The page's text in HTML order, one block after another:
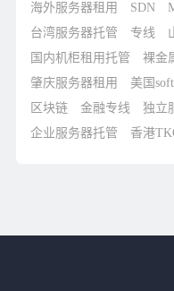
海外服务器租用 SDN
台湾服务器托管
专线
国内机柜租用托管
裸金
肇庆服务器租用
美国
区块链
金融专线 独立
企业服务器托管
香港